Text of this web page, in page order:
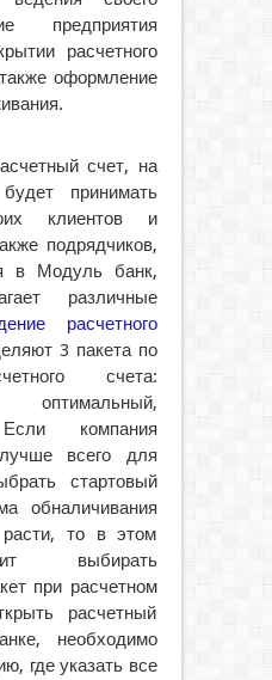
предприятия
расчетного
оформление
счет, на
принимать
клиентов и
подрядчиков,
в Модуль банк,
различные
расчетного
3 пакета по
счета:
компания
всего для
стартовый
обналичивания
то в этом
выбирать
при расчетном
расчетный
необходимо
где указать все